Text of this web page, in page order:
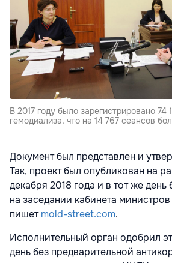
В 2017 году было зарегистрировано 74
гемодиализа, что на 14 767 сеансов
Документ был представлен и
Так, проект был опубликован на
декабря 2018 года и в тот же день
на заседании кабинета
пишетmold-street.com.
Исполнительный орган одобрил
день без предварительной